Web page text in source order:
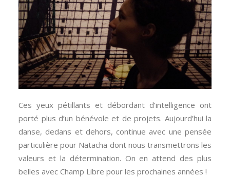
Ces yeux pétillants et débordant d’intelligence ont
porté plus d’un bénévole et de projets. Aujourd’hui la
danse, dedans et dehors, continue avec une pensée
particulière pour Natacha dont nous transmettrons les
valeurs et la détermination. On en attend des plus
belles avec Champ Libre pour les prochaines années !